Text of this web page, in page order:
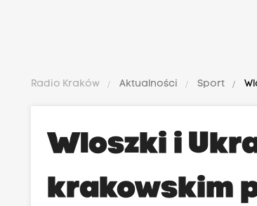
Radio Kraków Aktualności Sport
Wloszki i
krakowskim